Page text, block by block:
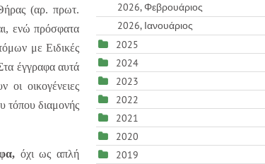
(αρ. πρωτ.
ενώ πρόσφατα
με Ειδικές
έγγραφα αυτά
οι οικογένειες
τόπου διαμονής
, όχι ως απλή
2026, Φεβρουάριος
2026, Ιανουάριος
2025
2024
2023
2022
2021
2020
2019